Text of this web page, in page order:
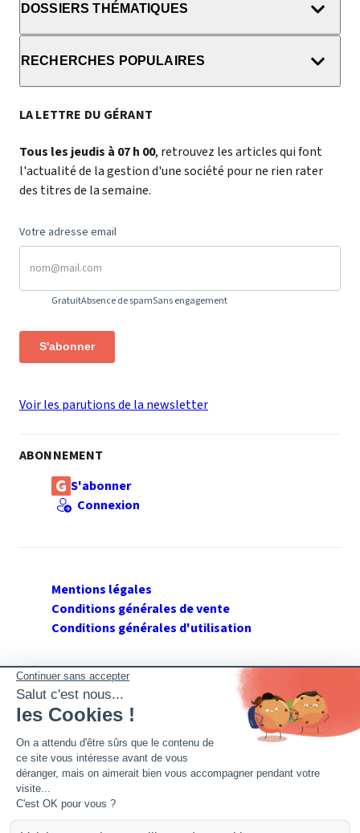
DOSSIERS THÉMATIQUES
RECHERCHES POPULAIRES
LA LETTRE DU GÉRANT
Tous les jeudis à 07 h 00, retrouvez les articles qui font
l'actualité de la gestion d'une société pour ne rien rater
des titres de la semaine.
Votre adresse email
GratuitAbsence de spamSans engagement
S'abonner
Voir les parutions de la newsletter
ABONNEMENT
S'abonner
Connexion
Mentions légales
Conditions générales de vente
Conditions générales d'utilisation
SUIVEZ GERANT DE SARL
Twitter
Facebook